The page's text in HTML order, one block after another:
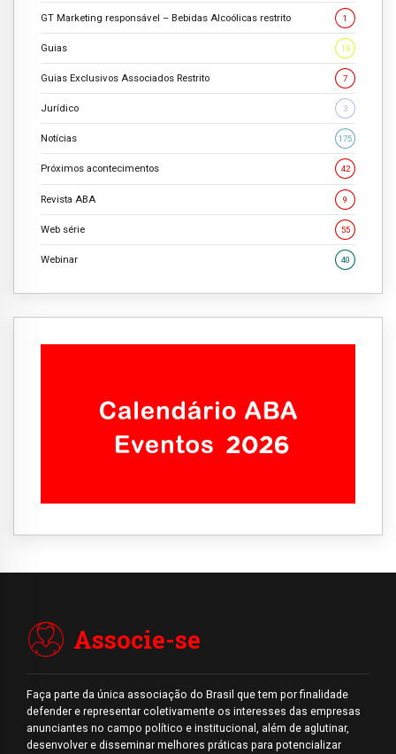
GT Marketing responsável – Bebidas Alcoólicas restrito 1
Guias 16
Guias Exclusivos Associados Restrito 7
Jurídico 3
Notícias 175
Próximos acontecimentos 42
Revista ABA 9
Web série 55
Webinar 40
Associe-se
Faça parte da única associação do Brasil que tem por finalidade
defender e representar coletivamente os interesses das empresas
anunciantes no campo político e institucional, além de aglutinar,
desenvolver e disseminar melhores práticas para potencializar